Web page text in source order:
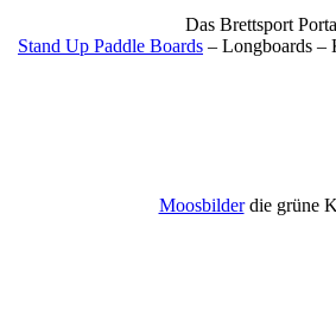
Das Brettsport
Stand Up Paddle Boards – Longboards –
Moosbilderdie grüne